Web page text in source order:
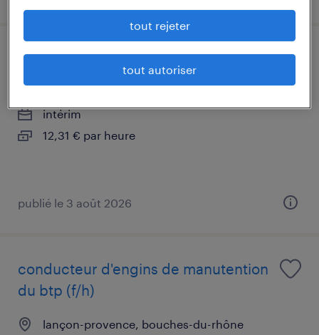
manutentionnaire caces 1b (f/h)
intérim
12,31 € par heure
publié le 3 août 2026
conducteur d'engins de manutention
du btp (f/h)
lançon-provence, bouches-du-rhône
tout rejeter
tout autoriser